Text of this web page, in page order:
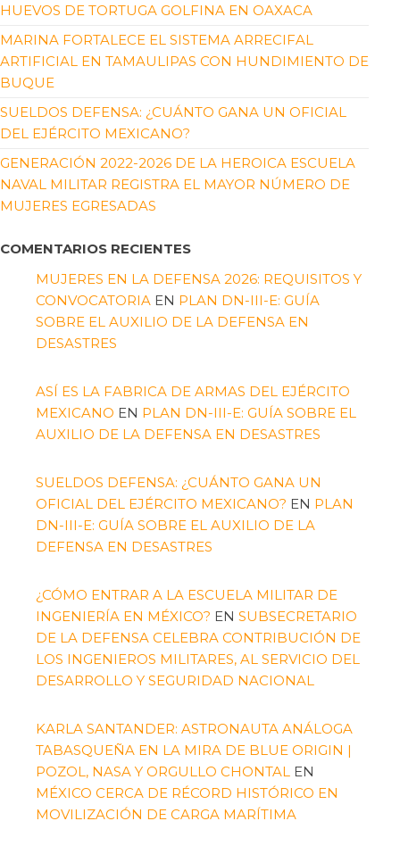
HUEVOS DE TORTUGA GOLFINA EN OAXACA
MARINA FORTALECE EL SISTEMA ARRECIFAL
ARTIFICIAL EN TAMAULIPAS CON HUNDIMIENTO DE
BUQUE
SUELDOS DEFENSA: ¿CUÁNTO GANA UN OFICIAL
DEL EJÉRCITO MEXICANO?
GENERACIÓN 2022-2026 DE LA HEROICA ESCUELA
NAVAL MILITAR REGISTRA EL MAYOR NÚMERO DE
MUJERES EGRESADAS
COMENTARIOS RECIENTES
MUJERES EN LA DEFENSA 2026: REQUISITOS Y
CONVOCATORIA EN PLAN DN-III-E: GUÍA
SOBRE EL AUXILIO DE LA DEFENSA EN
DESASTRES
ASÍ ES LA FABRICA DE ARMAS DEL EJÉRCITO
MEXICANO EN PLAN DN-III-E: GUÍA SOBRE EL
AUXILIO DE LA DEFENSA EN DESASTRES
SUELDOS DEFENSA: ¿CUÁNTO GANA UN
OFICIAL DEL EJÉRCITO MEXICANO? EN PLAN
DN-III-E: GUÍA SOBRE EL AUXILIO DE LA
DEFENSA EN DESASTRES
¿CÓMO ENTRAR A LA ESCUELA MILITAR DE
INGENIERÍA EN MÉXICO? EN SUBSECRETARIO
DE LA DEFENSA CELEBRA CONTRIBUCIÓN DE
LOS INGENIEROS MILITARES, AL SERVICIO DEL
DESARROLLO Y SEGURIDAD NACIONAL
KARLA SANTANDER: ASTRONAUTA ANÁLOGA
TABASQUEÑA EN LA MIRA DE BLUE ORIGIN |
POZOL, NASA Y ORGULLO CHONTAL EN
MÉXICO CERCA DE RÉCORD HISTÓRICO EN
MOVILIZACIÓN DE CARGA MARÍTIMA